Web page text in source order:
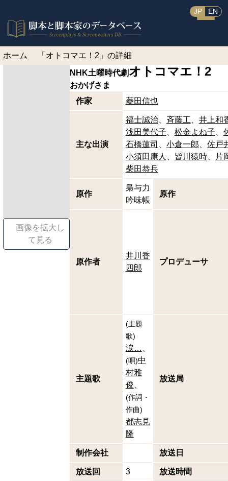
JP EN
ホーム 「オトコマエ！2」の詳細
画像を拡大し
て見る
NHK土曜時代劇オトコマエ！2
おかげさま
作家
菱田信也
主な出演
福士誠治 斉藤工
井上和
浅田美代子
松金よね子
石橋蓮司
小倉一郎
佐戸
小須田康人
皆川猿時
片
柴田恭兵
原作
梟与力
吟味帳
原作
原作者
井川香
四郎
プロデューサ
主題歌
(主題
歌)
涙…
(唄)中
村雅
俊
(作詞・
作曲)
都志見
隆
放送局
制作会社 放送日
放送回 3 放送時間